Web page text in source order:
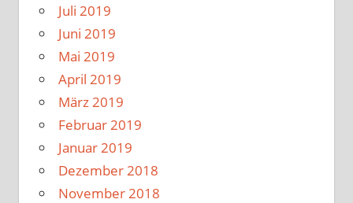
Juli 2019
Juni 2019
Mai 2019
April 2019
März 2019
Februar 2019
Januar 2019
Dezember 2018
November 2018